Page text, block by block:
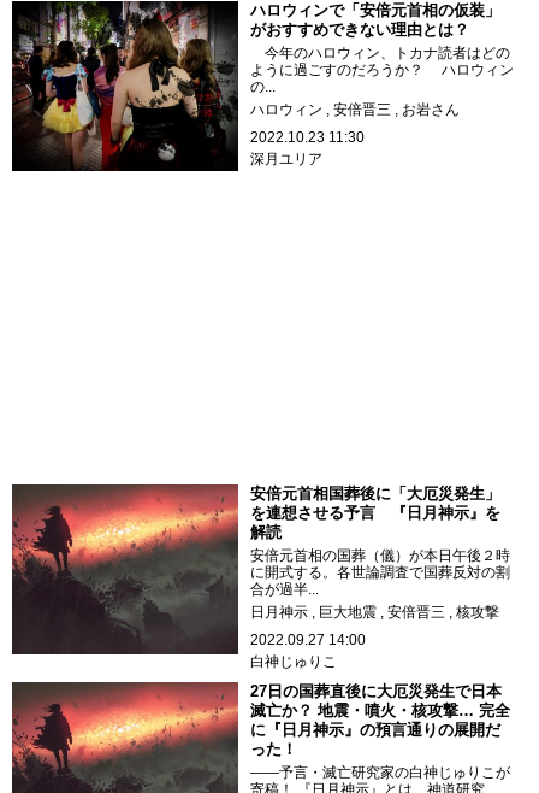
ハロウィンで「安倍元首相の仮装」
がおすすめできない理由とは？
今年のハロウィン、トカナ読者はどの
ように過ごすのだろうか？ ハロウィン
の...
ハロウィン
安倍晋三
お岩さん
2022.10.23 11:30
深月ユリア
安倍元首相国葬後に「大厄災発生」
を連想させる予言 『日月神示』を
解読
安倍元首相の国葬（儀）が本日午後２時
に開式する。各世論調査で国葬反対の割
合が過半...
日月神示
巨大地震 安倍晋三
核攻撃
2022.09.27 14:00
白神じゅりこ
27日の国葬直後に大厄災発生で日本
滅亡か？ 地震・噴火・核攻撃… 完全
に『日月神示』の預言通りの展開だ
った！
――予言・滅亡研究家の白神じゅりこが